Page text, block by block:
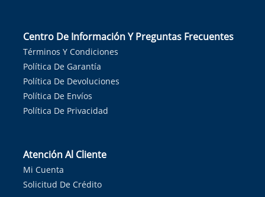
Centro De Información Y Preguntas Frecuentes
Términos Y Condiciones
Política De Garantía
Política De Devoluciones
Política De Envíos
Política De Privacidad
Atención Al Cliente
Mi Cuenta
Solicitud De Crédito